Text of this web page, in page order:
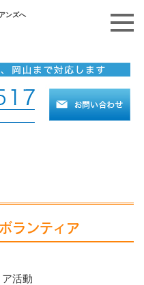
ンズへ
ランティア
活動